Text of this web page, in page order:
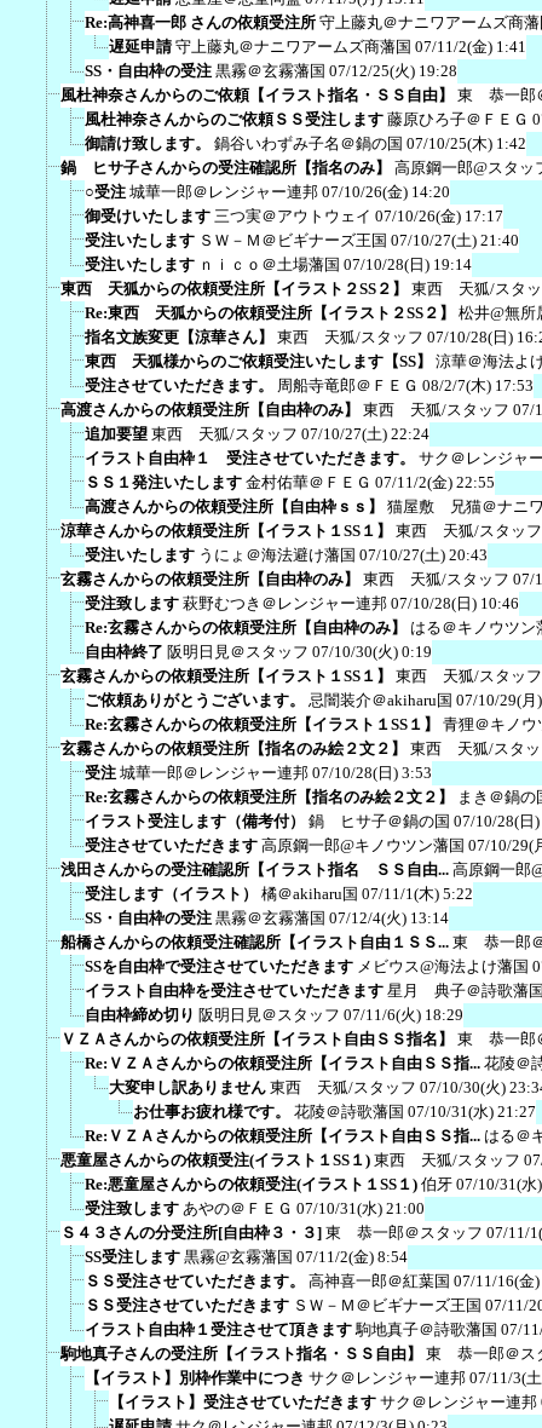
Re:高神喜一郎 さんの依頼受注所 守上藤丸＠ナニワアームズ商
遅延申請 守上藤丸＠ナニワアームズ商藩国 07/11/2(金) 1:41
SS・自由枠の受注 黒霧＠玄霧藩国 07/12/25(火) 19:28
風杜神奈さんからのご依頼【イラスト指名・ＳＳ自由】
東 恭一郎
風杜神奈さんからのご依頼ＳＳ受注します 藤原ひろ子＠ＦＥＧ
御請け致します。
鍋谷いわずみ子名＠鍋の国 07/10/25(木) 1:42
鍋 ヒサ子さんからの受注確認所【指名のみ】
高原鋼一郎@スタッ
○受注 城華一郎＠レンジャー連邦 07/10/26(金) 14:20
御受けいたします 三つ実＠アウトウェイ 07/10/26(金) 17:17
受注いたします ＳＷ－Ｍ＠ビギナーズ王国 07/10/27(土) 21:40
受注いたします ｎｉｃｏ＠土場藩国 07/10/28(日) 19:14
東西 天狐からの依頼受注所【イラスト２SS２】
東西 天狐/スタ
Re:東西 天狐からの依頼受注所【イラスト２SS２】
松井@無所
指名文族変更【涼華さん】
東西 天狐/スタッフ 07/10/28(日)
東西 天狐様からのご依頼受注いたします【SS】
涼華＠海法よ
受注させていただきます。
周船寺竜郎＠ＦＥＧ 08/2/7(木) 17:53
高渡さんからの依頼受注所【自由枠のみ】
東西 天狐/スタッフ 07/
追加要望 東西 天狐/スタッフ 07/10/27(土) 22:24
イラスト自由枠１ 受注させていただきます。
サク＠レンジャ
ＳＳ１発注いたします 金村佑華＠ＦＥＧ 07/11/2(金) 22:55
高渡さんからの依頼受注所【自由枠ｓｓ】
猫屋敷 兄猫＠ナニ
涼華さんからの依頼受注所【イラスト１SS１】
東西 天狐/スタッフ
受注いたします うにょ＠海法避け藩国 07/10/27(土) 20:43
玄霧さんからの依頼受注所【自由枠のみ】
東西 天狐/スタッフ 07/
受注致します 萩野むつき＠レンジャー連邦 07/10/28(日) 10:46
Re:玄霧さんからの依頼受注所【自由枠のみ】
はる＠キノウツン
自由枠終了 阪明日見＠スタッフ 07/10/30(火) 0:19
玄霧さんからの依頼受注所【イラスト１SS１】
東西 天狐/スタッフ
ご依頼ありがとうございます。
忌闇装介＠akiharu国 07/10/29(月
Re:玄霧さんからの依頼受注所【イラスト１SS１】
青狸＠キノウ
玄霧さんからの依頼受注所【指名のみ絵２文２】
東西 天狐/スタ
受注 城華一郎＠レンジャー連邦 07/10/28(日) 3:53
Re:玄霧さんからの依頼受注所【指名のみ絵２文２】
まき＠鍋の
イラスト受注します（備考付）
鍋 ヒサ子＠鍋の国 07/10/28(日
受注させていただきます 高原鋼一郎@キノウツン藩国 07/10/29(
浅田さんからの受注確認所【イラスト指名 ＳＳ自由... 高原鋼一郎
受注します（イラスト）
橘＠akiharu国 07/11/1(木) 5:22
SS・自由枠の受注 黒霧＠玄霧藩国 07/12/4(火) 13:14
船橋さんからの依頼受注確認所【イラスト自由１ＳＳ... 東 恭一郎
SSを自由枠で受注させていただきます メビウス@海法よけ藩国
イラスト自由枠を受注させていただきます 星月 典子＠詩歌藩
自由枠締め切り 阪明日見＠スタッフ 07/11/6(火) 18:29
ＶＺＡさんからの依頼受注所【イラスト自由ＳＳ指名】
東 恭一郎
Re:ＶＺＡさんからの依頼受注所【イラスト自由ＳＳ指... 花陵＠
大変申し訳ありません 東西 天狐/スタッフ 07/10/30(火)
お仕事お疲れ様です。
花陵＠詩歌藩国 07/10/31(水) 21:27
Re:ＶＺＡさんからの依頼受注所【イラスト自由ＳＳ指... はる＠
悪童屋さんからの依頼受注(イラスト１SS１) 東西 天狐/スタッフ
Re:悪童屋さんからの依頼受注(イラスト１SS１) 伯牙 07/10/31(水
受注致します あやの＠ＦＥＧ 07/10/31(水) 21:00
Ｓ４３さんの分受注所[自由枠３・３] 東 恭一郎＠スタッフ 07/11/
SS受注します 黒霧@玄霧藩国 07/11/2(金) 8:54
ＳＳ受注させていただきます。
高神喜一郎＠紅葉国 07/11/16(金
ＳＳ受注させていただきます ＳＷ－Ｍ＠ビギナーズ王国 07/11/
イラスト自由枠１受注させて頂きます 駒地真子＠詩歌藩国 07/
駒地真子さんの受注所【イラスト指名・ＳＳ自由】
東 恭一郎＠ス
【イラスト】別枠作業中につき サク＠レンジャー連邦 07/11/3(
【イラスト】受注させていただきます サク＠レンジャー連邦